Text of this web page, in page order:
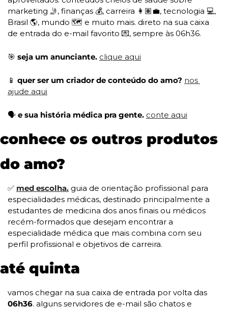
marketing 🤳, finanças 💰, carreira 👩🏽‍💼, tecnologia 💻,
Brasil 🌎, mundo 🗺️ e muito mais. direto na sua caixa
de entrada do e-mail favorito 💌, sempre às 06h36.
🎯 seja um anunciante. clique aqui
📱 quer ser um criador de conteúdo do amo? nos
ajude aqui
🗣️ e sua história médica pra gente. conte aqui
conhece os outros produtos
do amo?
✅ med escolha. guia de orientação profissional para
especialidades médicas, destinado principalmente a
estudantes de medicina dos anos finais ou médicos
recém-formados que desejam encontrar a
especialidade médica que mais combina com seu
perfil profissional e objetivos de carreira.
até quinta
06h36. alguns servidores de e-mail são chatos e